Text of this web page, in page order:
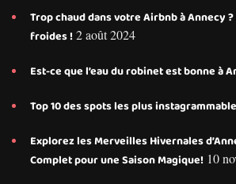
Trop chaud dans votre Airbnb à Annecy
froides ! 2 août 2024
Est-ce que l’eau du robinet est bonne à
Top 10 des spots les plus
Explorez les Merveilles Hivernales
Complet pour une Saison Magique! 10